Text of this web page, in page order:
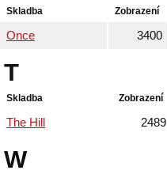
Skladba Zobrazení
Once 3400
T
Skladba Zobrazení
The Hill 2489
W